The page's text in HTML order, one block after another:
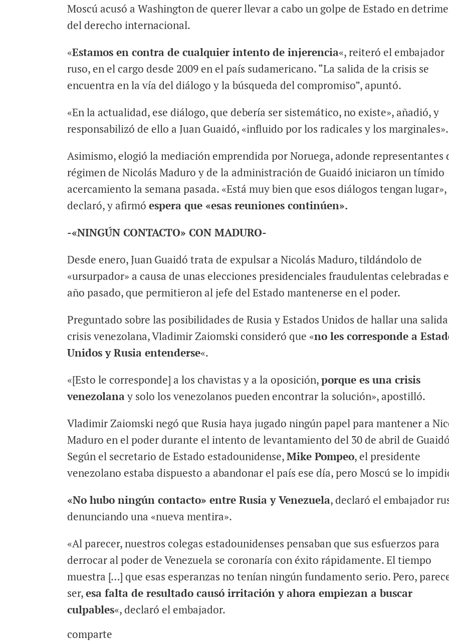
Moscú acusó a Washington de querer llevar a cabo un golpe de Estado en
del derecho internacional.
«Estamos en contra de cualquier intento de injerencia«, reiteró el embajador
ruso, en el cargo desde 2009 en el país sudamericano. “La salida de la crisis se
encuentra en la vía del diálogo y la búsqueda del compromiso”, apuntó.
«En la actualidad, ese diálogo, que debería ser sistemático, no existe», añadió, y
responsabilizó de ello a Juan Guaidó, «influido por los radicales y los marginales».
Asimismo, elogió la mediación emprendida por Noruega, adonde representantes
régimen de Nicolás Maduro y de la administración de Guaidó iniciaron un tímido
acercamiento la semana pasada. «Está muy bien que esos diálogos tengan lugar»,
declaró, y afirmóespera que «esas reuniones continúen».
-«NINGÚN CONTACTO» CON MADURO-
Desde enero, Juan Guaidó trata de expulsar a Nicolás Maduro, tildándolo de
«ursurpador» a causa de unas elecciones presidenciales fraudulentas celebradas
año pasado, que permitieron al jefe del Estado mantenerse en el poder.
Preguntado sobre las posibilidades de Rusia y Estados Unidos de hallar una
crisis venezolana, Vladimir Zaiomski consideró que «no les corresponde a
Unidos y Rusia entenderse«.
«[Esto le corresponde] a los chavistas y a la oposición,porque es una crisis
venezolanay solo los venezolanos pueden encontrar la solución», apostilló.
Vladimir Zaiomski negó que Rusia haya jugado ningún papel para mantener a
Maduro en el poder durante el intento de levantamiento del 30 de abril de
Según el secretario de Estado estadounidense,Mike Pompeo, el presidente
venezolano estaba dispuesto a abandonar el país ese día, pero Moscú se lo
«No hubo ningún contacto» entre Rusia y Venezuela, declaró el embajador
denunciando una «nueva mentira».
«Al parecer, nuestros colegas estadounidenses pensaban que sus esfuerzos para
derrocar al poder de Venezuela se coronaría con éxito rápidamente. El tiempo
muestra […] que esas esperanzas no tenían ningún fundamento serio. Pero,
ser,esa falta de resultado causó irritación y ahora empiezan a buscar
culpables«, declaró el embajador.
comparte